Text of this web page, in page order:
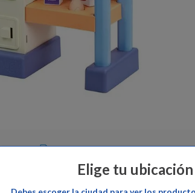
Elige tu ubicación
Ganga